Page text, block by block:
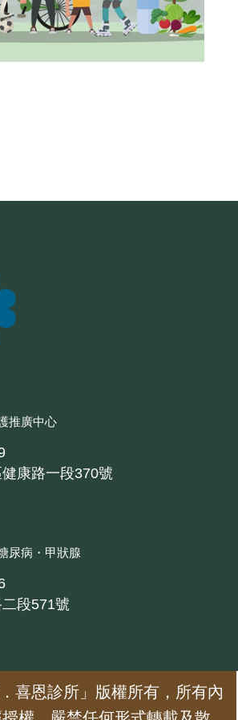
推廣中心
康路一段370號
尿病・甲狀腺
段571號‎
喜恩診所」版權所有，所有內